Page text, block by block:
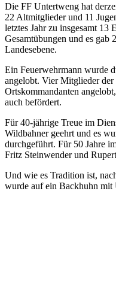
Die FF Untertweng hat
22 Altmitglieder und 11
letztes Jahr zu insgesamt 13
Gesamtübungen und es gab
Landesebene.
Ein Feuerwehrmann wurde
angelobt. Vier Mitglieder
Ortskommandanten
auch befördert.
Für 40-jährige Treue im
Wildbahner geehrt und es
durchgeführt. Für 50 Jahre
Fritz Steinwender und
Und wie es Tradition ist,
wurde auf ein Backhuhn mit